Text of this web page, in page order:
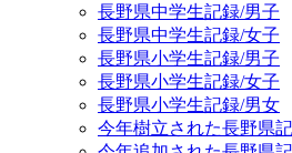
長野県中学生記録/男子
長野県中学生記録/女子
長野県小学生記録/男子
長野県小学生記録/女子
長野県小学生記録/男女
今年樹立された長野県